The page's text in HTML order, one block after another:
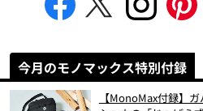
今月のモノマックス特別付録
【MonoMax付録】